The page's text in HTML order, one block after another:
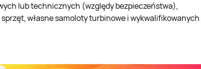
lub technicznych (względy bezpieczeństwa),
własne samoloty turbinowe i wykwalifikowanych